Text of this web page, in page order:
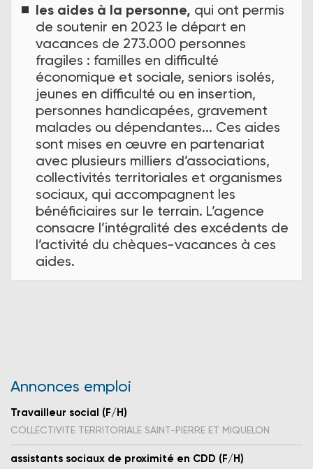
les aides à la personne, qui ont permis
de soutenir en 2023 le départ en
vacances de 273.000 personnes
fragiles : familles en difficulté
économique et sociale, seniors isolés,
jeunes en difficulté ou en insertion,
personnes handicapées, gravement
malades ou dépendantes... Ces aides
sont mises en œuvre en partenariat
avec plusieurs milliers d’associations,
collectivités territoriales et organismes
sociaux, qui accompagnent les
bénéficiaires sur le terrain. L’agence
consacre l’intégralité des excédents de
l’activité du chèques-vacances à ces
aides.
Annonces emploi
Travailleur social (F/H)
COLLECTIVITE TERRITORIALE SAINT-PIERRE ET MIQUELON
assistants sociaux de proximité en CDD (F/H)